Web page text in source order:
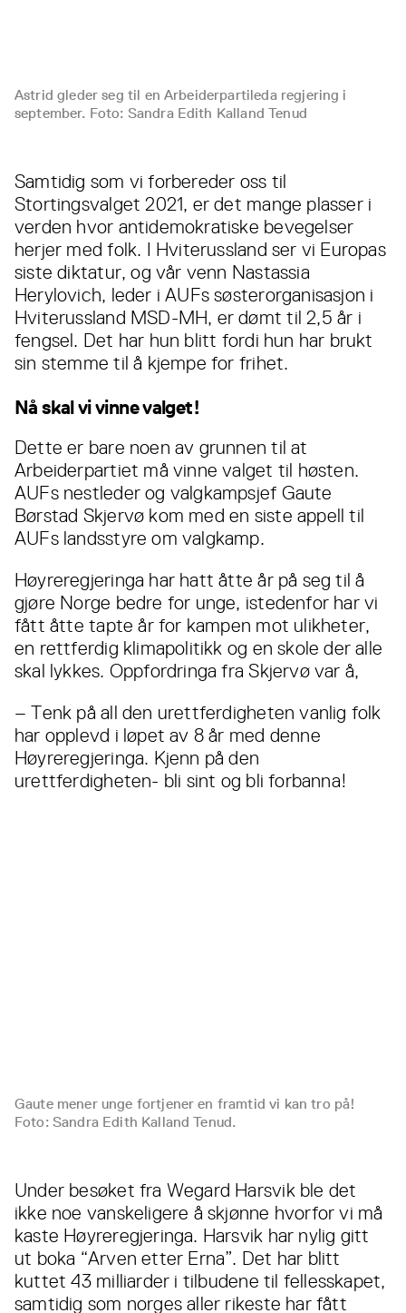
Astrid gleder seg til en Arbeiderpartileda regjering i
september. Foto: Sandra Edith Kalland Tenud
Samtidig som vi forbereder oss til
Stortingsvalget 2021, er det mange plasser i
verden hvor antidemokratiske bevegelser
herjer med folk. I Hviterussland ser vi Europas
siste diktatur, og vår venn Nastassia
Herylovich, leder i AUFs søsterorganisasjon i
Hviterussland MSD-MH, er dømt til 2,5 år i
fengsel. Det har hun blitt fordi hun har brukt
sin stemme til å kjempe for frihet.
Nå skal vi vinne valget!
Dette er bare noen av grunnen til at
Arbeiderpartiet må vinne valget til høsten.
AUFs nestleder og valgkampsjef Gaute
Børstad Skjervø kom med en siste appell til
AUFs landsstyre om valgkamp.
Høyreregjeringa har hatt åtte år på seg til å
gjøre Norge bedre for unge, istedenfor har vi
fått åtte tapte år for kampen mot ulikheter,
en rettferdig klimapolitikk og en skole der alle
skal lykkes. Oppfordringa fra Skjervø var å,
– Tenk på all den urettferdigheten vanlig folk
har opplevd i løpet av 8 år med denne
Høyreregjeringa. Kjenn på den
urettferdigheten- bli sint og bli forbanna!
Gaute mener unge fortjener en framtid vi kan tro på!
Foto: Sandra Edith Kalland Tenud.
Under besøket fra Wegard Harsvik ble det
ikke noe vanskeligere å skjønne hvorfor vi må
kaste Høyreregjeringa. Harsvik har nylig gitt
ut boka “Arven etter Erna”. Det har blitt
kuttet 43 milliarder i tilbudene til fellesskapet,
samtidig som norges aller rikeste har fått